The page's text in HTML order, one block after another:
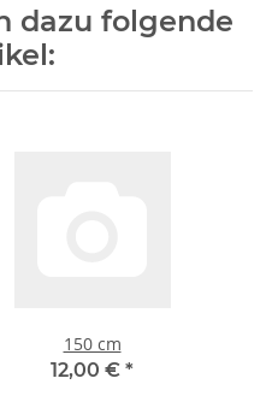
dazu folgende
150 cm
12,00 € *